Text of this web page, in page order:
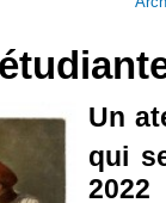
Un
qui